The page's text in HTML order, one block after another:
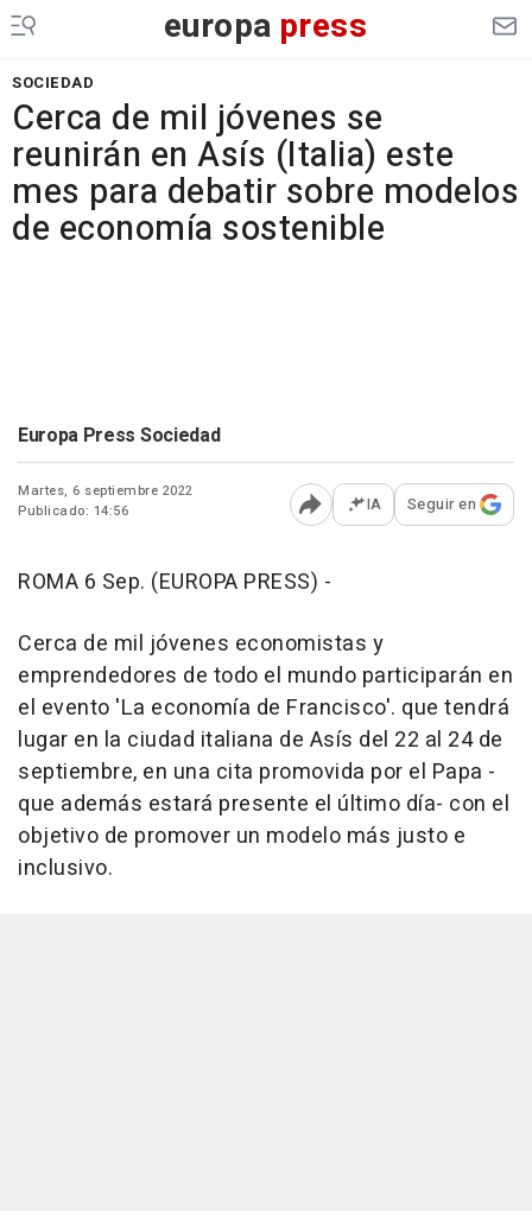
europa press
SOCIEDAD
Cerca de mil jóvenes se
reunirán en Asís (Italia) este
mes para debatir sobre modelos
de economía sostenible
Europa Press Sociedad
Martes, 6 septiembre 2022
Publicado: 14:56
Abrir opciones para
IA Seguir en
ROMA 6 Sep. (EUROPA PRESS) -
Cerca de mil jóvenes economistas y
emprendedores de todo el mundo participarán en
el evento 'La economía de Francisco'. que tendrá
lugar en la ciudad italiana de Asís del 22 al 24 de
septiembre, en una cita promovida por el Papa -
que además estará presente el último día- con el
objetivo de promover un modelo más justo e
inclusivo.